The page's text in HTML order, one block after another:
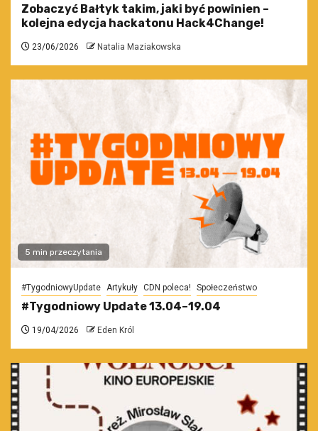
Zobaczyć Bałtyk takim, jaki być powinien –
kolejna edycja hackatonu Hack4Change!
23/06/2026 Natalia Maziakowska
5 min przeczytania
#TygodniowyUpdate Artykuły CDN poleca! Społeczeństwo
#Tygodniowy Update 13.04–19.04
19/04/2026 Eden Król